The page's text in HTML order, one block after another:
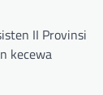
II Provinsi
kecewa